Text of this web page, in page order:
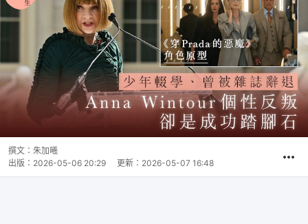
撰文： 朱加曦
出版： 2026-05-06 20:29 更新： 2026-05-07 16:48